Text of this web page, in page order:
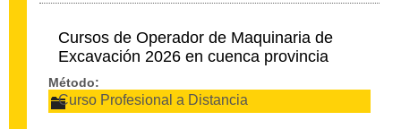
Cursos de Operador de Maquinaria de
Excavación 2026 en cuenca provincia
Método:
Curso Profesional a Distancia